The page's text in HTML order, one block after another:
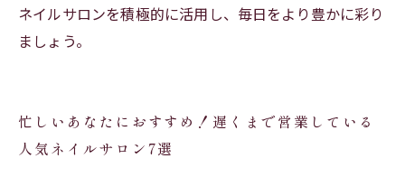
ネイルサロンを積極的に活用し、毎日をより豊かに彩り
ましょう。
忙しいあなたにおすすめ！遅くまで営業している
人気ネイルサロン7選